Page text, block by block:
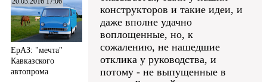
ЕрАЗ: "мечта"
Кавказского
автопрома
конструкторов и такие идеи, и
даже вполне удачно
воплощенные, но, к
сожалению, не нашедшие
отклика у руководства, и
потому - не выпущенные в